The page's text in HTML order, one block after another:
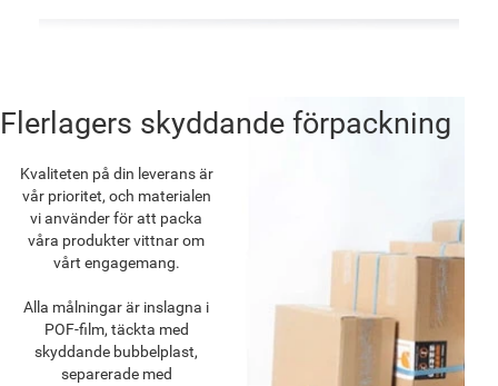
Flerlagers skyddande förpackning
Kvaliteten på din leverans är
vår prioritet, och materialen
vi använder för att packa
våra produkter vittnar om
vårt engagemang.
Alla målningar är inslagna i
POF-film, täckta med
skyddande bubbelplast,
separerade med